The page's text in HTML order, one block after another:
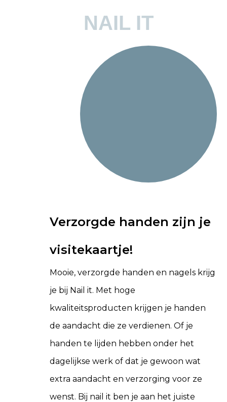
NAIL IT
Verzorgde handen zijn je
visitekaartje!
Mooie, verzorgde handen en nagels krijg
je bij Nail it. Met hoge
kwaliteitsproducten krijgen je handen
de aandacht die ze verdienen. Of je
handen te lijden hebben onder het
dagelijkse werk of dat je gewoon wat
extra aandacht en verzorging voor ze
wenst. Bij nail it ben je aan het juiste